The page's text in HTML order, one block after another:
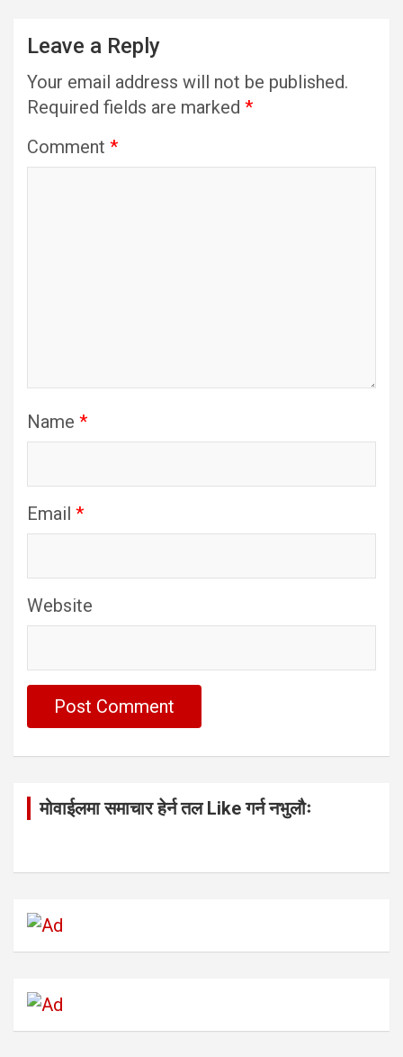
Leave a Reply
Your email address will not be published.
Required fields are marked *
Comment *
Name *
Email *
Website
मोवाईलमा समाचार हेर्न तल Like गर्न नभुलौः